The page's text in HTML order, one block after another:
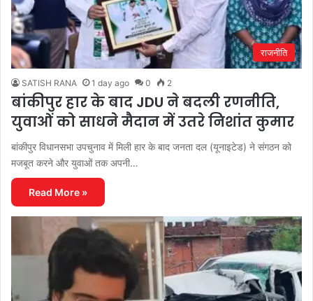
राजनीति
SATISH RANA 1 day ago 0 2
बांकीपुर हार के बाद JDU ने बदली रणनीति,
युवाओं को साधने मैदान में उतरे निशांत कुमार
बांकीपुर विधानसभा उपचुनाव में मिली हार के बाद जनता दल (यूनाइटेड) ने संगठन को
मजबूत करने और युवाओं तक अपनी…
Read More »